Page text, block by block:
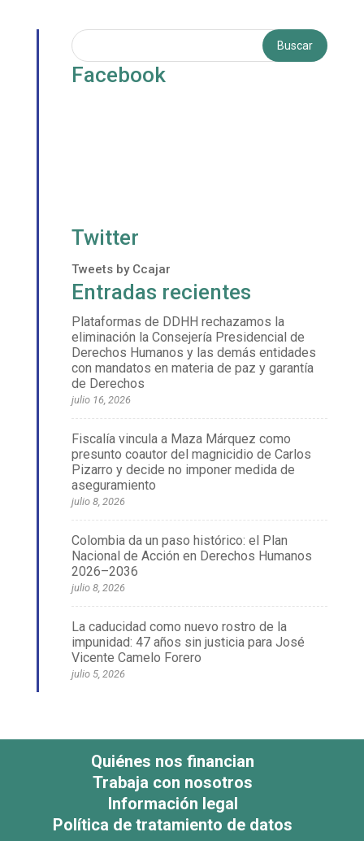
Facebook
Twitter
Tweets by Ccajar
Entradas recientes
Plataformas de DDHH rechazamos la
eliminación la Consejería Presidencial de
Derechos Humanos y las demás entidades
con mandatos en materia de paz y garantía
de Derechos
julio 16, 2026
Fiscalía vincula a Maza Márquez como
presunto coautor del magnicidio de Carlos
Pizarro y decide no imponer medida de
aseguramiento
julio 8, 2026
Colombia da un paso histórico: el Plan
Nacional de Acción en Derechos Humanos
2026–2036
julio 8, 2026
La caducidad como nuevo rostro de la
impunidad: 47 años sin justicia para José
Vicente Camelo Forero
julio 5, 2026
Quiénes nos financian
Trabaja con nosotros
Información legal
Política de tratamiento de datos